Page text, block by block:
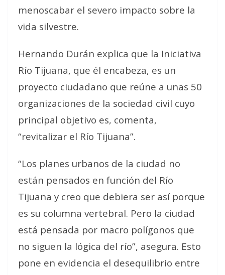
menoscabar el severo impacto sobre la
vida silvestre.
Hernando Durán explica que la Iniciativa
Río Tijuana, que él encabeza, es un
proyecto ciudadano que reúne a unas 50
organizaciones de la sociedad civil cuyo
principal objetivo es, comenta,
“revitalizar el Río Tijuana”.
“Los planes urbanos de la ciudad no
están pensados en función del Río
Tijuana y creo que debiera ser así porque
es su columna vertebral. Pero la ciudad
está pensada por macro polígonos que
no siguen la lógica del río”, asegura. Esto
pone en evidencia el desequilibrio entre